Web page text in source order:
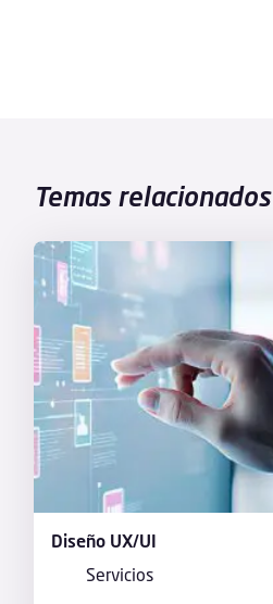
Temas relacionados
Diseño UX/UI
Servicios